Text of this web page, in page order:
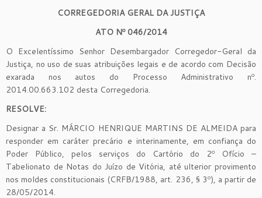
CORREGEDORIA GERAL DA JUSTIÇA
ATO Nº 046/2014
O Excelentíssimo Senhor Desembargador Corregedor-Geral da
Justiça, no uso de suas atribuições legais e de acordo com Decisão
exarada nos autos do Processo Administrativo nº.
2014.00.663.102 desta Corregedoria.
RESOLVE:
Designar a Sr. MÁRCIO HENRIQUE MARTINS DE ALMEIDA para
responder em caráter precário e interinamente, em confiança do
Poder Público, pelos serviços do Cartório do 2º Ofício –
Tabelionato de Notas do Juízo de Vitória, até ulterior provimento
nos moldes constitucionais (CRFB/1988, art. 236, § 3º), a partir de
28/05/2014.